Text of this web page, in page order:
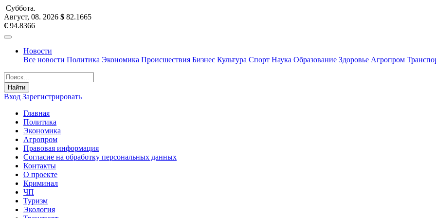
Суббота.
Август, 08. 2026 $ 82.1665
€ 94.8366
Новости
Все новости Политика Экономика Происшествия Бизнес Культура Спорт Наука Образование Здоровье Агропром
Найти
Вход Зарегистрировать
Главная
Политика
Экономика
Агропром
Правовая информация
Согласие на обработку персональных данных
Контакты
О проекте
Криминал
ЧП
Туризм
Экология